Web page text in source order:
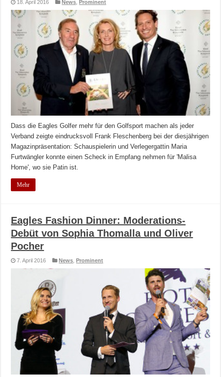
18. April 2016 News Prominent
Dass die Eagles Golfer mehr für den Golfsport machen als jeder
Verband zeigte eindrucksvoll Frank Fleschenberg bei der diesjährigen
Magazinpräsentation: Schauspielerin und Verlegergattin Maria
Furtwängler konnte einen Scheck in Empfang nehmen für 'Malisa
Home', wo sie Patin ist.
Mehr
Eagles Fashion Dinner: Moderations-
Debüt von Sophia Thomalla und Oliver
Pocher
7. April 2016 News Prominent